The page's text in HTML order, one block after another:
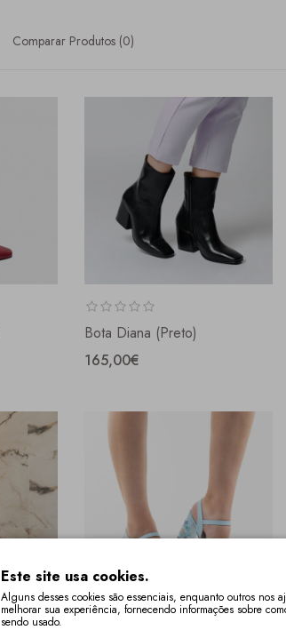
Comparar Produtos (0)
Bota Diana (Preto)
165,00€
Este site usa cookies.
Alguns desses cookies são essenciais, enquanto outros nos
melhorar sua experiência, fornecendo informações sobre
sendo usado.